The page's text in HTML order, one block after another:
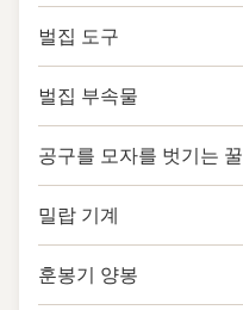
벌집 도구
벌집 부속물
공구를 모자를 벗기는 꿀
밀랍 기계
훈봉기 양봉